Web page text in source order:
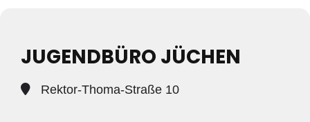
JUGENDBÜRO JÜCHEN
Rektor-Thoma-Straße 10